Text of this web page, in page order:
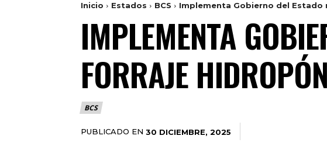
Inicio Estados BCS Implementa Gobierno del
IMPLEMENTA
FORRAJE
BCS
PUBLICADO EN 30 DICIEMBRE, 2025